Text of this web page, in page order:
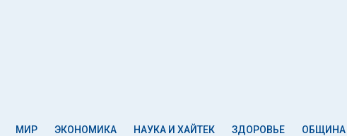
МИР ЭКОНОМИКА НАУКА И ХАЙТЕК ЗДОРОВЬЕ ОБЩИНА